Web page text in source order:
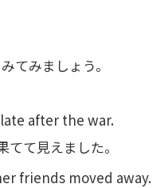
てみましょう。
after the war.
て見えました。
friends moved away.